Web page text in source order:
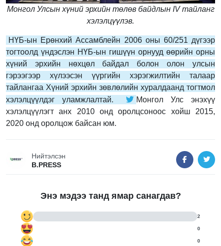
Монгол Улсын хүний эрхийн төлөв байдлын IV тайланг
хэлэлцүүлэв.
НҮБ-ын Ерөнхий Ассамблейн 2006 оны 60/251 дүгээр
тогтоолд үндэслэн НҮБ-ын гишүүн орнууд өөрийн орны
хүний эрхийн нөхцөл байдал болон олон улсын
гэрээгээр хүлээсэн үүргийн хэрэгжилтийн талаар
тайлангаа Хүний эрхийн зөвлөлийн хуралдаанд тогтмол
хэлэлцүүлдэг уламжлалтай.
Монгол Улс энэхүү
хэлэлцүүлэгт анх 2010 онд оролцсоноос хойш 2015,
2020 онд оролцож байсан юм.
Нийтэлсэн
B.PRESS
Энэ мэдээ танд ямар санагдав?
2
0
0